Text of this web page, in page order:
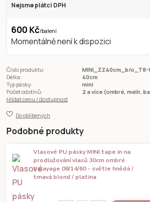
Nejsme plátci DPH
600 Kč/balení
Momentálně není k dispozici
Číslo produktu:
MINI_ZZ40cm_b/
Délka:
40cm
Typ pásky:
mini
Počet odstínů:
2 a více (ombré, melír,
Hlídat cenu / dostupnost
Do oblíbených
Podobné produkty
Vlasové PU pásky MINI tape in na
prodlužování vlasů 30cm ombré
balayage 08/14/60 - světle hnědá /
tmavá blond / platina